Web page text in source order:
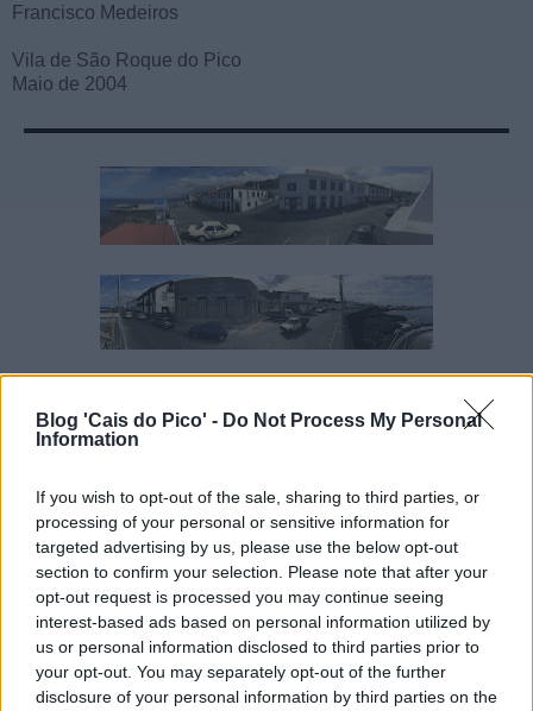
Blog 'Cais do Pico' - Do Not Process My Personal
Information
If you wish to opt-out of the sale, sharing to third parties, or
processing of your personal or sensitive information for
targeted advertising by us, please use the below opt-out
section to confirm your selection. Please note that after your
opt-out request is processed you may continue seeing
interest-based ads based on personal information utilized by
us or personal information disclosed to third parties prior to
your opt-out. You may separately opt-out of the further
disclosure of your personal information by third parties on the
Francisco Medeiros
Vila de São Roque do Pico
Maio de 2004
Ivo Sousa à(s)00:00
Partilhar